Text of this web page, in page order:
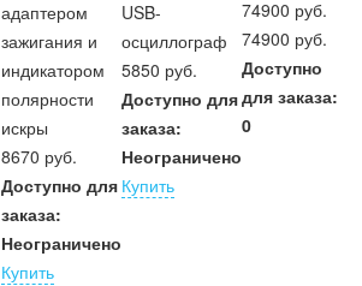
адаптером
зажигания и
индикатором
полярности
искры
8670 руб.
Доступно для
заказа:
Неограничено
Купить
USB-
осциллограф
5850 руб.
Доступно для
заказа:
Неограничено
Купить
74900 руб.
74900 руб.
Доступно
для заказа:
0